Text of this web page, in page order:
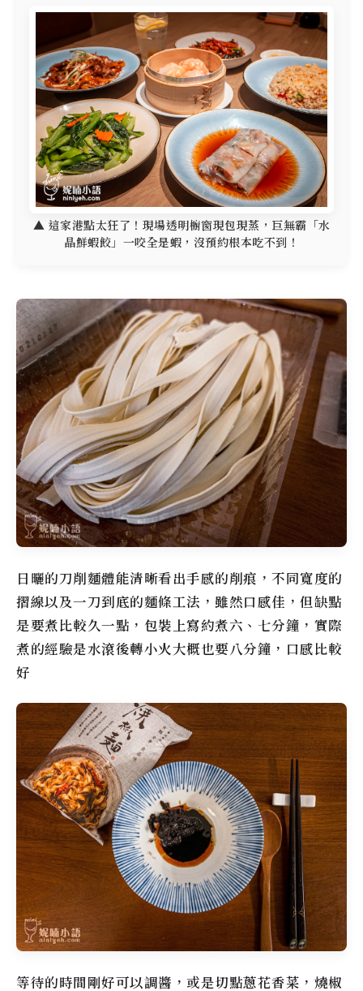
▲ 這家港點太狂了！現場透明櫥窗現包現蒸，巨無霸「水
晶鮮蝦餃」一咬全是蝦，沒預約根本吃不到！
日曬的刀削麵體能清晰看出手感的削痕，不同寬度的
摺線以及一刀到底的麵條工法，雖然口感佳，但缺點
是要煮比較久一點，包裝上寫約煮六、七分鐘，實際
煮的經驗是水滾後轉小火大概也要八分鐘，口感比較
好
等待的時間剛好可以調醬，或是切點蔥花香菜，燒椒